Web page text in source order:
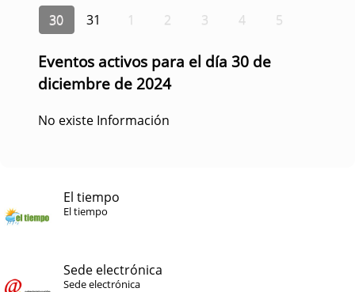
30
31 1 2 3 4 5
Eventos activos para el día 30 de
diciembre de 2024
No existe Información
El tiempo
El tiempo
Sede electrónica
Sede electrónica